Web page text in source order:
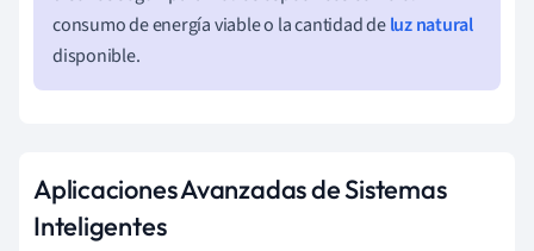
consumo de energía viable o la cantidad deluz natural
disponible.
Aplicaciones Avanzadas de Sistemas
Inteligentes